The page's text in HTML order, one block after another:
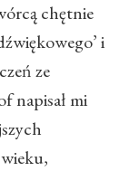
chętnie
i
ze
napisał mi